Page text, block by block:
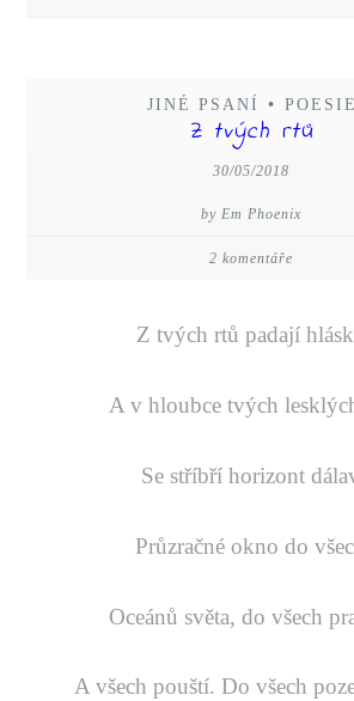
JINÉ PSANÍ • POESIE
Z tvých rtů
30/05/2018
by Em Phoenix
2 komentáře
Z tvých rtů padají
A v hloubce tvých
Se stříbří horizont
Průzračné okno do
Oceánů světa, do všech
A všech pouští. Do všech